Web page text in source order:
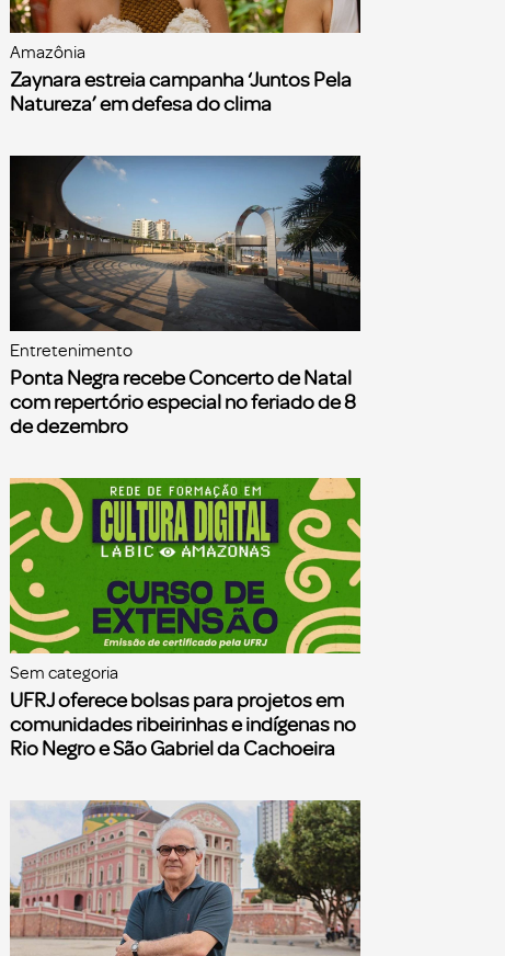
Amazônia
Zaynara estreia campanha ‘Juntos Pela
Natureza’ em defesa do clima
Entretenimento
Ponta Negra recebe Concerto de Natal
com repertório especial no feriado de 8
de dezembro
Sem categoria
UFRJ oferece bolsas para projetos em
comunidades ribeirinhas e indígenas no
Rio Negro e São Gabriel da Cachoeira